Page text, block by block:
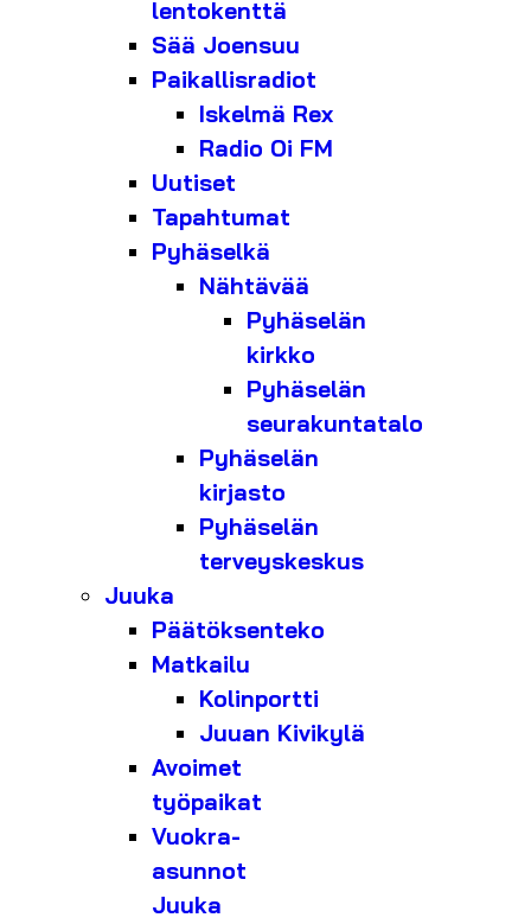
lentokenttä
Sää Joensuu
Paikallisradiot
Iskelmä Rex
Radio Oi FM
Uutiset
Tapahtumat
Pyhäselkä
Nähtävää
Pyhäselän
kirkko
Pyhäselän
seurakuntatalo
Pyhäselän
kirjasto
Pyhäselän
terveyskeskus
Juuka
Päätöksenteko
Matkailu
Kolinportti
Juuan Kivikylä
Avoimet
työpaikat
Vuokra-
asunnot
Juuka